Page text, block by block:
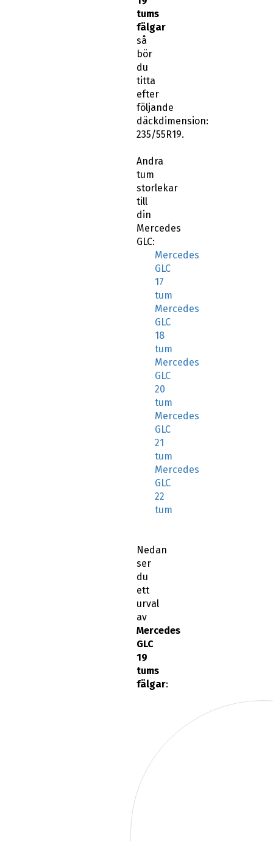
tums
fälgar
så
bör
du
titta
efter
följande
däckdimension:
235/55R19.
Andra
tum
storlekar
till
din
Mercedes
GLC:
Mercedes
GLC
17
tum
Mercedes
GLC
18
tum
Mercedes
GLC
20
tum
Mercedes
GLC
21
tum
Mercedes
GLC
22
tum
Nedan
ser
du
ett
urval
av
Mercedes
GLC
19
tums
fälgar: